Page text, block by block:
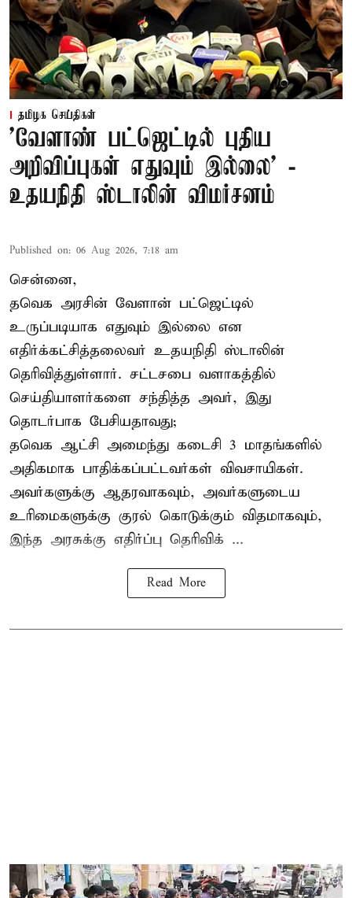
தமிழக செய்திகள்
'வேளாண் பட்ஜெட்டில் புதிய
அறிவிப்புகள் எதுவும் இல்லை' -
உதயநிதி ஸ்டாலின் விமர்சனம்
Published on: 06 Aug 2026, 7:18 am
சென்னை,
தவெக அரசின் வேளான் பட்ஜெட்டில்
உருப்படியாக எதுவும் இல்லை என
எதிர்க்கட்சித்தலைவர் உதயநிதி ஸ்டாலின்
தெரிவித்துள்ளார். சட்டசபை வளாகத்தில்
செய்தியாளர்களை சந்தித்த அவர், இது
தொடர்பாக பேசியதாவது;
தவெக ஆட்சி அமைந்து கடைசி 3 மாதங்களில்
அதிகமாக பாதிக்கப்பட்டவர்கள் விவசாயிகள்.
அவர்களுக்கு ஆதரவாகவும், அவர்களுடைய
உரிமைகளுக்கு குரல் கொடுக்கும் விதமாகவும்,
இந்த அரசுக்கு எதிர்ப்பு தெரிவிக் ...
Read More